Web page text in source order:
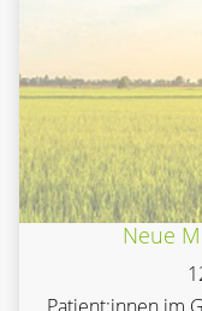
Neue